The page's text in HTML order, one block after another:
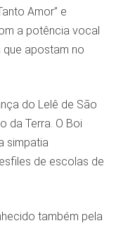
Amor” e
a potência vocal
apostam no
do Lelê de São
da Terra. O Boi
simpatia
de escolas de
também pela